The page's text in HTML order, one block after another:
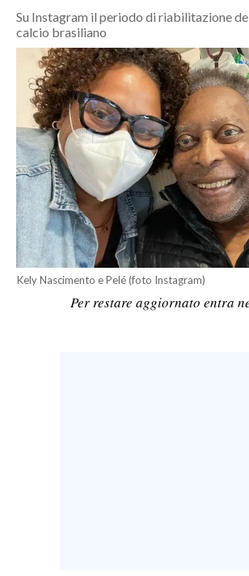
CRONACA
ITALIA
MONDO
POLITICA
ECONOMIA
SERVIZI ALLE IMPRESE
LAVORO
BANDI
SPORT IN SARDEGNA
Su Instagram il periodo di riabilitazione
calcio brasiliano
Kely Nascimento e Pelé (foto Instagram)
Per restare aggiornato entra